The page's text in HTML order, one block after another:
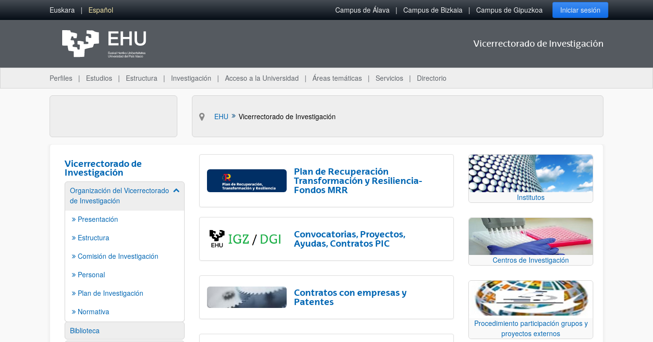
Saltar al contenido principal
Euskara Español Campus de Álava Campus de Bizkaia Campus de Gipuzkoa Iniciar sesión
Vicerrectorado de Investigación
Perfiles Estudios Estructura Investigación Acceso a la Universidad Áreas temáticas Servicios Directorio
EHU Vicerrectorado de Investigación
Vicerrectorado de
Investigación
Organización del Vicerrectorado
de Investigación
Mostrar/ocultar subpáginas
Presentación
Estructura
Comisión de Investigación
Personal
Plan de Investigación
Normativa
Biblioteca
Plan de Recuperación
Transformación y Resiliencia-
Fondos MRR
Convocatorias, Proyectos,
Ayudas, Contratos PIC
Contratos con empresas y
Patentes
Institutos
Centros de Investigación
Procedimiento participación grupos y
proyectos externos